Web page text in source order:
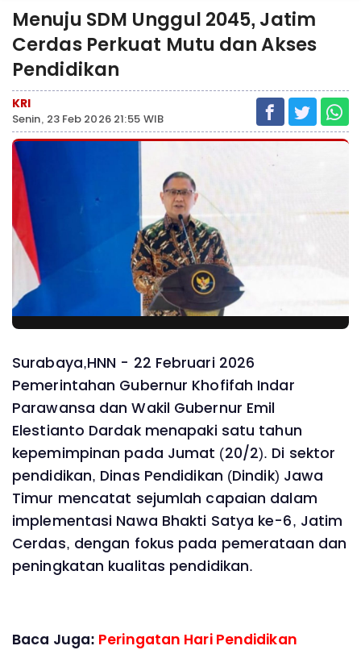
‎Menuju SDM Unggul 2045, Jatim
Cerdas Perkuat Mutu dan Akses
Pendidikan
KRI
Senin, 23 Feb 2026 21:55 WIB
Surabaya,HNN - 22 Februari 2026
Pemerintahan Gubernur Khofifah Indar
Parawansa dan Wakil Gubernur Emil
Elestianto Dardak menapaki satu tahun
kepemimpinan pada Jumat (20/2). Di sektor
pendidikan, Dinas Pendidikan (Dindik) Jawa
Timur mencatat sejumlah capaian dalam
implementasi Nawa Bhakti Satya ke-6, Jatim
Cerdas, dengan fokus pada pemerataan dan
peningkatan kualitas pendidikan.
Baca Juga: Peringatan Hari Pendidikan